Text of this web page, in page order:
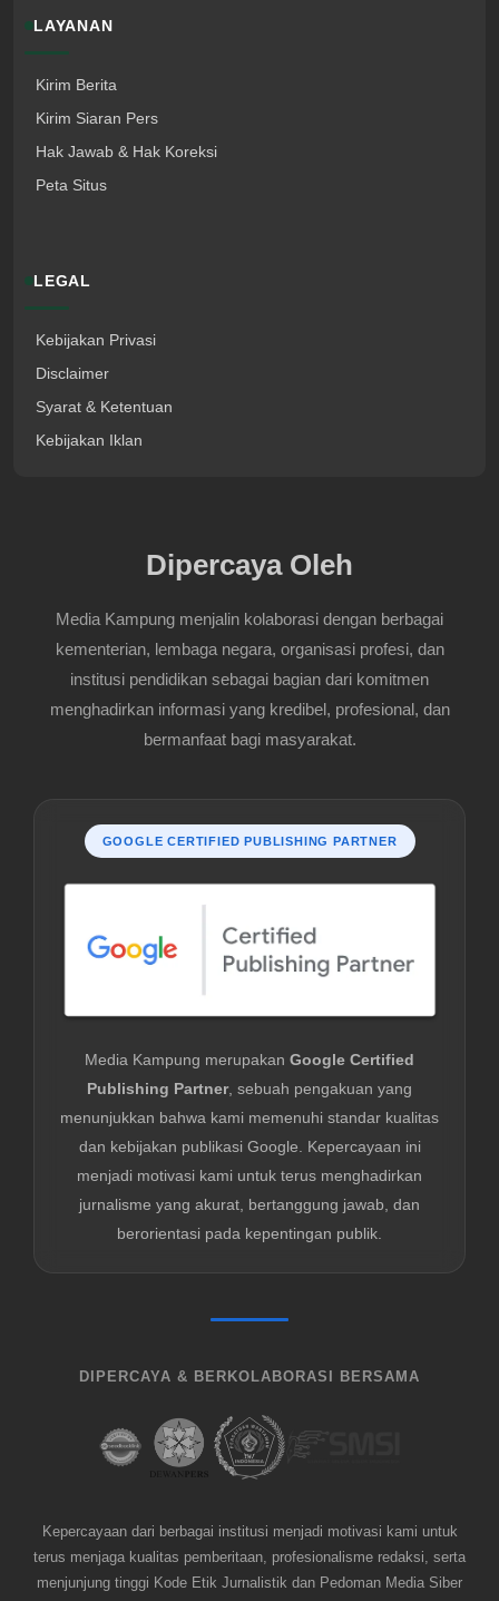
LAYANAN
Kirim Berita
Kirim Siaran Pers
Hak Jawab & Hak Koreksi
Peta Situs
LEGAL
Kebijakan Privasi
Disclaimer
Syarat & Ketentuan
Kebijakan Iklan
Dipercaya Oleh
Media Kampung menjalin kolaborasi dengan berbagai
kementerian, lembaga negara, organisasi profesi, dan
institusi pendidikan sebagai bagian dari komitmen
menghadirkan informasi yang kredibel, profesional, dan
bermanfaat bagi masyarakat.
GOOGLE CERTIFIED PUBLISHING PARTNER
Media Kampung merupakan Google Certified
Publishing Partner, sebuah pengakuan yang
menunjukkan bahwa kami memenuhi standar kualitas
dan kebijakan publikasi Google. Kepercayaan ini
menjadi motivasi kami untuk terus menghadirkan
jurnalisme yang akurat, bertanggung jawab, dan
berorientasi pada kepentingan publik.
DIPERCAYA & BERKOLABORASI BERSAMA
Kepercayaan dari berbagai institusi menjadi motivasi kami untuk
terus menjaga kualitas pemberitaan, profesionalisme redaksi, serta
menjunjung tinggi Kode Etik Jurnalistik dan Pedoman Media Siber